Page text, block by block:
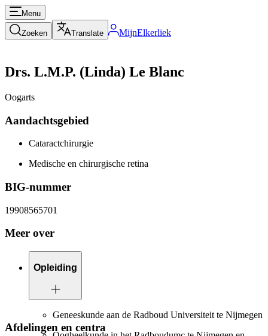
Menu
Zoeken Translate MijnElkerliek
Drs. L.M.P. (Linda) Le Blanc
Oogarts
Aandachtsgebied
Cataractchirurgie
Medische en chirurgische retina
BIG-nummer
19908565701
Meer over
Opleiding
Geneeskunde aan de Radboud Universiteit te Nijmegen
Afdelingen en centra